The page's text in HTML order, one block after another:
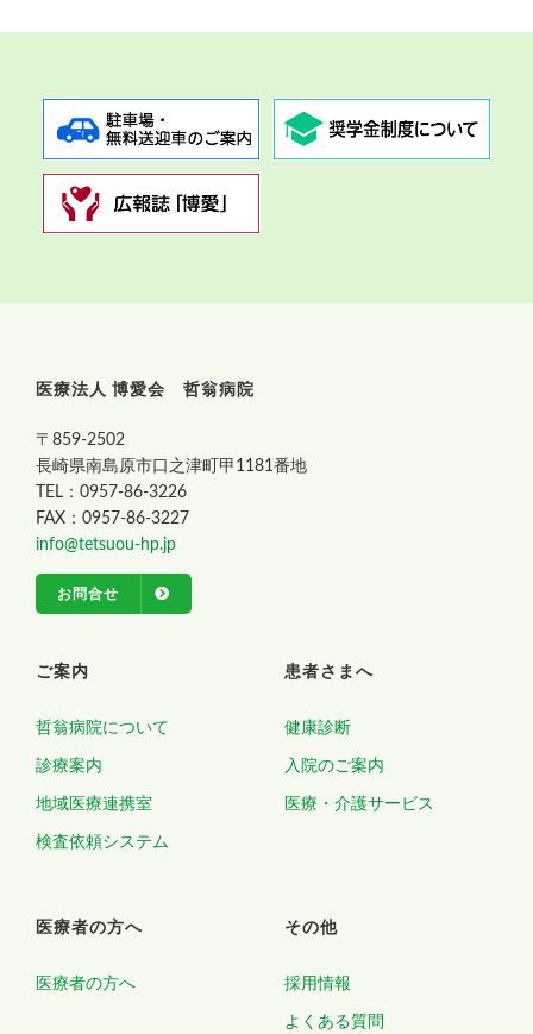
医療法人 博愛会 哲翁病院
〒859-2502
長崎県南島原市口之津町甲1181番地
TEL：0957-86-3226
FAX：0957-86-3227
info@tetsuou-hp.jp
お問合せ
ご案内
哲翁病院について
診療案内
地域医療連携室
検査依頼システム
患者さまへ
健康診断
入院のご案内
医療・介護サービス
医療者の方へ
医療者の方へ
その他
採用情報
よくある質問